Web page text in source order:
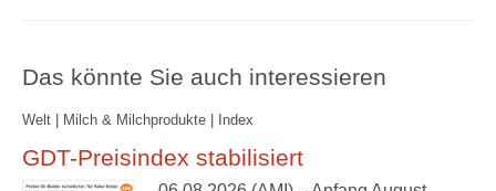
Das könnte Sie auch interessieren
Welt | Milch & Milchprodukte | Index
GDT-Preisindex stabilisiert